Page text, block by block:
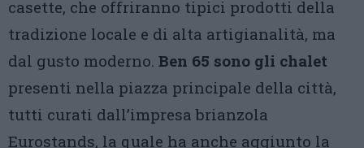
casette, che offriranno tipici prodotti della
tradizione locale e di alta artigianalità, ma
dal gusto moderno. Ben 65 sono gli chalet
presenti nella piazza principale della città,
tutti curati dall’impresa brianzola
Eurostands, la quale ha anche aggiunto la